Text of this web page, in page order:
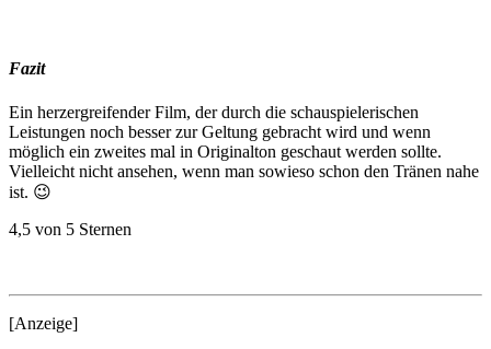
Fazit
Ein herzergreifender Film, der durch die schauspielerischen
Leistungen noch besser zur Geltung gebracht wird und wenn
möglich ein zweites mal in Originalton geschaut werden sollte.
Vielleicht nicht ansehen, wenn man sowieso schon den Tränen nahe
ist. 😉
4,5 von 5 Sternen
[Anzeige]